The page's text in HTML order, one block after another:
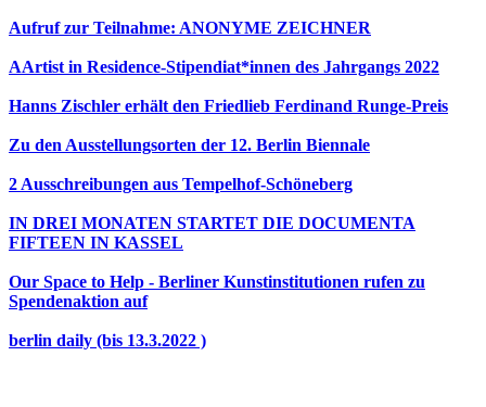
Aufruf zur Teilnahme: ANONYME ZEICHNER
AArtist in Residence-Stipendiat*innen des Jahrgangs 2022
Hanns Zischler erhält den Friedlieb Ferdinand Runge-Preis
Zu den Ausstellungsorten der 12. Berlin Biennale
2 Ausschreibungen aus Tempelhof-Schöneberg
IN DREI MONATEN STARTET DIE DOCUMENTA
FIFTEEN IN KASSEL
Our Space to Help - Berliner Kunstinstitutionen rufen zu
Spendenaktion auf
berlin daily (bis 13.3.2022 )